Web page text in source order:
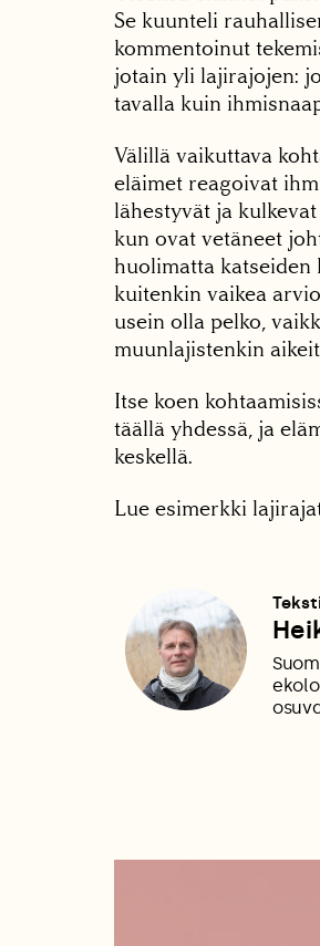
Se kuunteli
kommentoinut
jotain yli lajirajojen:
tavalla kuin
Välillä vaikuttava
eläimet reagoivat
lähestyvät ja
kun ovat vetäneet
huolimatta katseiden
kuitenkin vaikea
usein olla pelko,
muunlajistenkin
Itse koen
täällä yhdessä, ja
keskellä.
Lue esimerkki